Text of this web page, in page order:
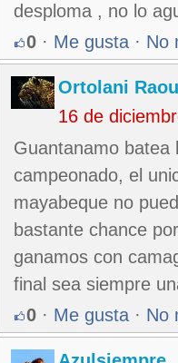
desploma , no lo
0 · Me gusta · No
Ortolani
16 de
Guantanamo batea
campeonado, el
mayabeque no
bastante chance
ganamos con
final sea siempre
0 · Me gusta · No